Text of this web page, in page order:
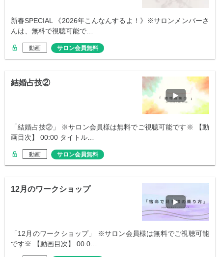
新春SPECIAL 《2026年こんなんするよ！》※サロンメンバーさ
んは、無料で視聴可能で…
動画 サロン会員無料
結婚占技②
「結婚占技②」 ※サロン会員様は無料でご視聴可能です※ 【動
画目次】 00:00 タイトル…
動画 サロン会員無料
12月のワークショップ
「12月のワークショップ」 ※サロン会員様は無料でご視聴可能
です※ 【動画目次】 00:0…